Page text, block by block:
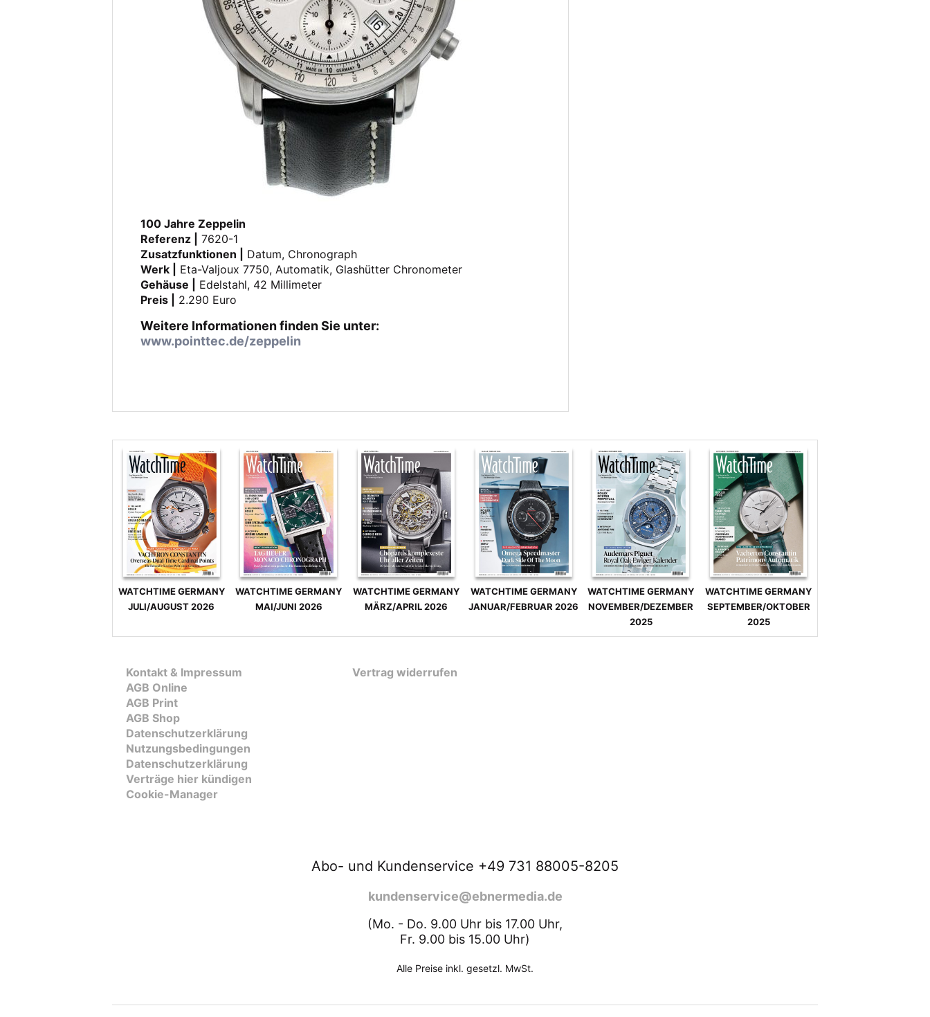
100 Jahre Zeppelin
Referenz |
7620-1
Zusatzfunktionen |
Datum, Chronograph
Werk |
Eta-Valjoux 7750, Automatik, Glashütter Chronometer
Gehäuse |
Edelstahl, 42 Millimeter
Preis |
2.290 Euro
Weitere Informationen finden Sie unter:
www.pointtec.de/zeppelin
WATCHTIME GERMANY
JULI/AUGUST 2026
WATCHTIME GERMANY
MAI/JUNI 2026
WATCHTIME GERMANY
MÄRZ/APRIL 2026
WATCHTIME GERMANY
JANUAR/FEBRUAR 2026
WATCHTIME GERMANY
NOVEMBER/DEZEMBER
2025
WATCHTIME GERMANY
SEPTEMBER/OKTOBER
2025
Kontakt & Impressum
AGB Online
AGB Print
AGB Shop
Datenschutzerklärung
Nutzungsbedingungen
Datenschutzerklärung
Verträge hier kündigen
Cookie-Manager
Vertrag widerrufen
Abo- und Kundenservice +49 731 88005-8205
kundenservice@ebnermedia.de
(Mo. - Do. 9.00 Uhr bis 17.00 Uhr,
Fr. 9.00 bis 15.00 Uhr)
Alle Preise inkl. gesetzl. MwSt.